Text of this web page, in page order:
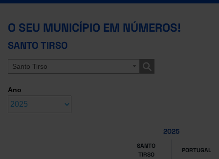
O SEU MUNICÍPIO EM NÚMEROS!
SANTO TIRSO
Santo Tirso
Ano
2025
SANTO
TIRSO
PORTUGAL